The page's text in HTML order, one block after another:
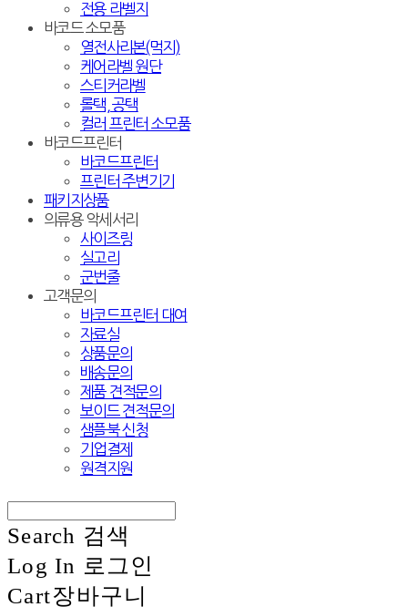
전용 라벨지
바코드 소모품
열전사리본(먹지)
케어라벨 원단
스티커라벨
롤택, 공택
컬러 프린터 소모품
바코드프린터
바코드프린터
프린터 주변기기
패키지상품
의류용 악세서리
사이즈링
실고리
군번줄
고객문의
바코드프린터 대여
자료실
상품문의
배송문의
제품 견적문의
보이드 견적문의
샘플북 신청
기업결제
원격지원
Search 검색
Log In 로그인
Cart장바구니